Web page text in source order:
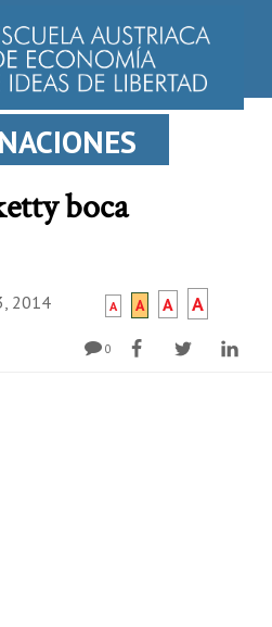
boca
2014 A A A A
0